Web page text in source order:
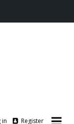
in Register